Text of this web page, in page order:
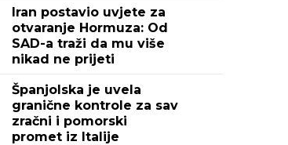
Iran postavio uvjete za
otvaranje Hormuza: Od
SAD-a traži da mu više
nikad ne prijeti
Španjolska je uvela
granične kontrole za sav
zračni i pomorski
promet iz Italije